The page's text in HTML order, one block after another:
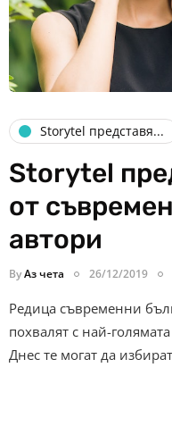
Storytel представя...
Storytel
от
автори
ByАз чета 26/12/2019
Редица съвременни
похвалят с най-
Днес те могат да